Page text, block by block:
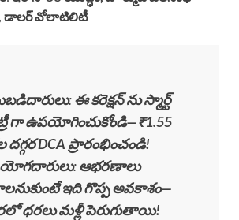
డాలర్ వోలాటిలిటీ
:ఈ కరెక్షన్ ను స్మార్ట్
గా ఉపయోగించుకోండి—₹1.55
దగ్గర DCA ప్రారంభించండి!
:ఆభరణాలు
ఇది గొప్ప అవకాశం—
ధరలు మళ్లీ పెరుగుతాయి!